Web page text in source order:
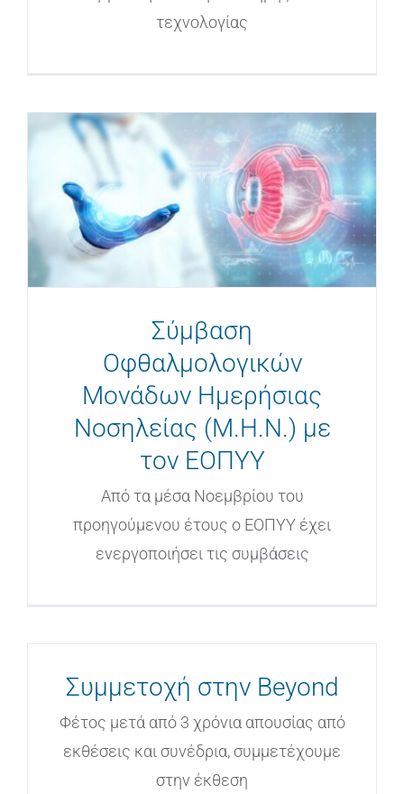
τεχνολογίας
Σύμβαση
Οφθαλμολογικών
Μονάδων Ημερήσιας
Νοσηλείας (Μ.Η.Ν.) με
τον ΕΟΠΥΥ
Από τα μέσα Νοεμβρίου του
προηγούμενου έτους ο ΕΟΠΥΥ έχει
ενεργοποιήσει τις συμβάσεις
Συμμετοχή στην Beyond
Φέτος μετά από 3 χρόνια απουσίας από
εκθέσεις και συνέδρια, συμμετέχουμε
στην έκθεση